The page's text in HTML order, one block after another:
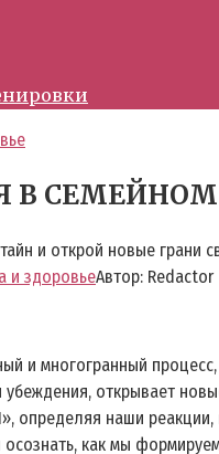
В СЕМЕЙНОМ
и открой новые грани
и здоровьеАвтор: Redactor
и многогранный
убеждения, открывает
определяя наши
как мы